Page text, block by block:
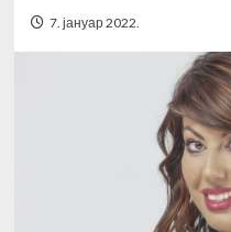
7. јануар 2022.